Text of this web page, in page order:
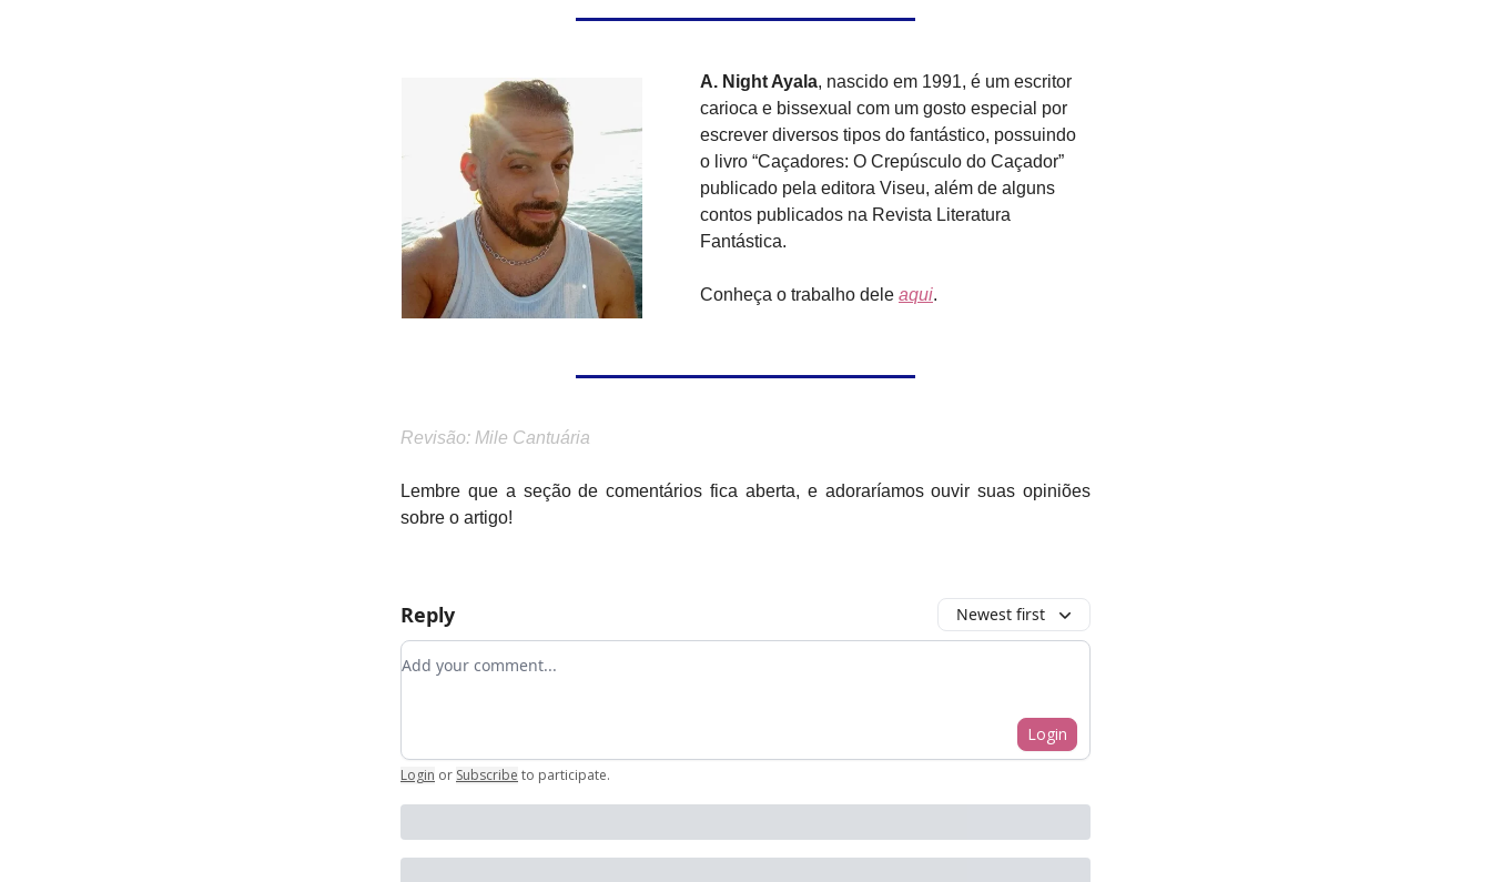
A. Night Ayala, nascido em 1991, é um escritor
carioca e bissexual com um gosto especial por
escrever diversos tipos do fantástico, possuindo
o livro “Caçadores: O Crepúsculo do Caçador”
publicado pela editora Viseu, além de alguns
contos publicados na Revista Literatura
Fantástica.
Conheça o trabalho dele aqui.
Revisão: Mile Cantuária
Lembre que a seção de comentários fica aberta, e adoraríamos ouvir suas opiniões
sobre o artigo!
Reply Newest first
Add your comment
Login
Login or Subscribe to participate.